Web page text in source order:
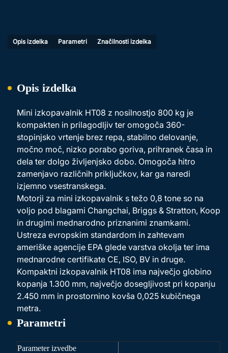
Opis izdelka Parametri Značilnosti izdelka
Opis izdelka
Mini izkopavalnik HT08 z nosilnostjo 800 kg je
kompakten in prilagodljiv ter omogoča 360-
stopinjsko vrtenje brez repa, stabilno delovanje,
močno moč, nizko porabo goriva, prihranek časa in
dela ter dolgo življenjsko dobo. Omogoča hitro
zamenjavo različnih priključkov, kar ga naredi
izjemno vsestranskega.
Motorji za mini izkopavalnik s težo 0,8 tone so na
voljo pod blagami Changchai, Briggs & Stratton, Koop
in drugimi mednarodno priznanimi znamkami.
Ustreza evropskim standardom in zahtevam
ameriške agencije EPA glede varstva okolja ter ima
mednarodne certifikate CE, ISO, BV in druge.
Kompaktni izkopavalnik HT08 ima največjo globino
kopanja 1.300 mm, največjo dosegljivost pri kopanju
2.450 mm in prostornino kovša 0,025 kubičnega
metra.
Parametri
Parameter izvedbe